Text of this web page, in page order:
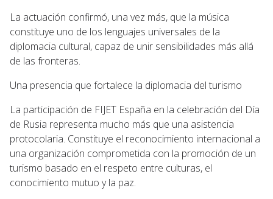
La actuación confirmó, una vez más, que la música
constituye uno de los lenguajes universales de la
diplomacia cultural, capaz de unir sensibilidades más allá
de las fronteras.
Una presencia que fortalece la diplomacia del turismo
La participación de FIJET España en la celebración del Día
de Rusia representa mucho más que una asistencia
protocolaria. Constituye el reconocimiento internacional a
una organización comprometida con la promoción de un
turismo basado en el respeto entre culturas, el
conocimiento mutuo y la paz.